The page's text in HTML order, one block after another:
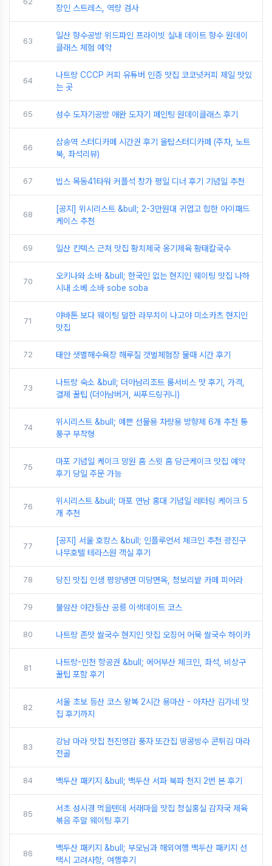
장인 스트레스, 역량 검사
63
일산 향수공방 위드파인 프라이빗 실내 데이트 향수 원데이
클래스 체험 예약
64
나트랑 CCCP 커피 유튜버 인증 맛집 코코넛커피 제일 맛있
는 곳
65 성수 도자기공방 애완 도자기 페인팅 원데이클래스 후기
66
삼송역 스터디카페 시간권 후기 올탑스터디카페 (주차, 노트
북, 좌석리뷰)
67 빕스 목동41타워 커플석 창가 평일 디너 후기 기념일 추천
68
[공지] 위시리스트 &bull; 2-3만원대 귀엽고 힙한 아이패드
케이스 추천
69 일산 킨텍스 근처 맛집 황치제국 옹기제육 황태칼국수
70
오키나와 소바 &bull; 한국인 없는 현지인 웨이팅 맛집 나하
시내 소베 소바 sobe soba
71
야바톤 보다 웨이팅 덜한 라무치이 나고야 미소카츠 현지인
맛집
72 태안 샛별해수욕장 해루질 갯벌체험장 물때 시간 후기
73
나트랑 숙소 &bull; 더아남리조트 룸서비스 맛 후기, 가격,
결제 꿀팁 (더아남버거, 씨푸드링귀니)
74
위시리스트 &bull; 예쁜 선물용 차량용 방향제 6개 추천 통
풍구 부착형
75
마포 기념일 케이크 망원 홈 스윗 홈 당근케이크 맛집 예약
후기 당일 주문 가능
76
위시리스트 &bull; 마포 연남 홍대 기념일 레터링 케이크 5
개 추천
77
[공지] 서울 호캉스 &bull; 인플루언서 체크인 추천 광진구
나무호텔 테라스원 객실 후기
78 당진 맛집 인생 평양냉면 미당면옥, 청보리밭 카페 피어라
79 불암산 야간등산 공릉 이색데이트 코스
80 나트랑 존맛 쌀국수 현지인 맛집 오징어 어묵 쌀국수 하이카
81
나트랑-인천 항공권 &bull; 에어부산 체크인, 좌석, 비상구
꿀팁 포함 후기
82
서울 초보 등산 코스 왕복 2시간 용마산 - 아차산 김가네 맛
집 후기까지
83
강남 마라 맛집 천진영감 풍자 또간집 땅콩빙수 콘튀김 마라
전골
84 백두산 패키지 &bull; 백두산 서파 북파 천지 2번 본 후기
85
서초 성시경 먹을텐데 서래마을 맛집 청실홍실 감자국 제육
볶음 주말 웨이팅 후기
86
백두산 패키지 &bull; 부모님과 해외여행 백두산 패키지 선
택시 고려사항, 여행후기